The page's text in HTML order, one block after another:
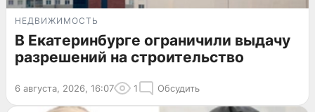
НЕДВИЖИМОСТЬ
В Екатеринбурге ограничили выдачу
разрешений на строительство
6 августа, 2026, 16:07 1 Обсудить